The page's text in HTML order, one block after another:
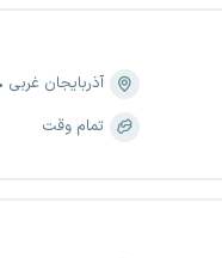
آذربایجان غربی
تمام وقت